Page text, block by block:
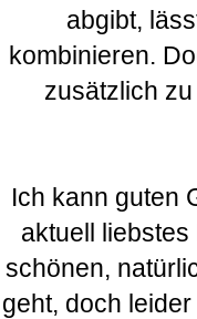
abgibt,
kombinieren.
zusätzlich
Ich kann guten
aktuell
schönen,
geht, doch